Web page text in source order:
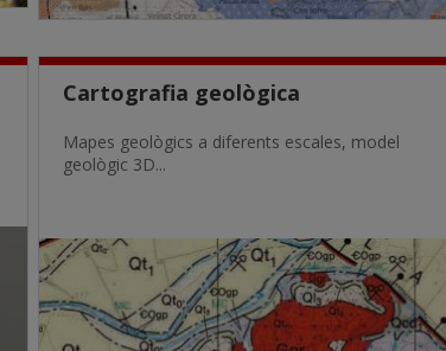
Cartografia geològica
Mapes geològics a diferents escales, model
geològic 3D...